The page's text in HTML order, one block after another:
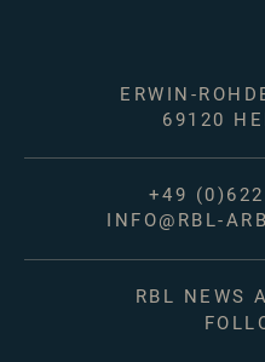
ERWIN-
69120
+49
INFO@RBL-
RBL NEWS